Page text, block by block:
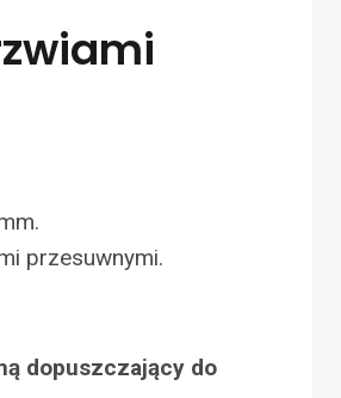
przesuwnymi.
dopuszczający do